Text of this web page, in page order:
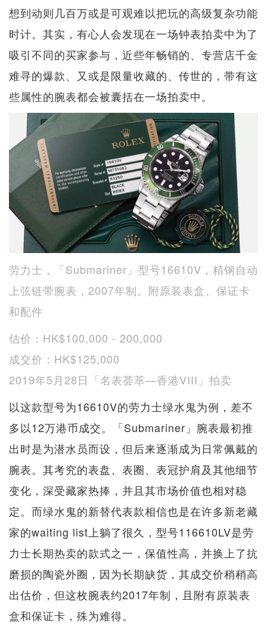
想到动则几百万或是可观难以把玩的高级复杂功能
时计。其实，有心人会发现在一场钟表拍卖中为了
吸引不同的买家参与，近些年畅销的、专营店千金
难寻的爆款、又或是限量收藏的、传世的，带有这
些属性的腕表都会被囊括在一场拍卖中。
劳力士，「Submariner」型号16610V，精钢自动
上弦链带腕表，2007年制。附原装表盒、保证卡
和配件
估价：HK$100,000 - 200,000
成交价：HK$125,000
2019年5月28日「名表荟萃—香港VIII」拍卖
以这款型号为16610V的劳力士绿水鬼为例，差不
多以12万港币成交。「Submariner」腕表最初推
出时是为潜水员而设，但后来逐渐成为日常佩戴的
腕表。其考究的表盘、表圈、表冠护肩及其他细节
变化，深受藏家热捧，并且其市场价值也相对稳
定。而绿水鬼的新替代表款相信也是在许多新老藏
家的waiting list上躺了很久，型号116610LV是劳
力士长期热卖的款式之一，保值性高，并换上了抗
磨损的陶瓷外圈，因为长期缺货，其成交价稍稍高
出估价，但这枚腕表约2017年制，且附有原装表
盒和保证卡，殊为难得。